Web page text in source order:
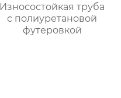
Износостойкая труба
с полиуретановой
футеровкой